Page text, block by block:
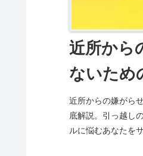
近所から
ないため
近所からの嫌がら
底解説。引っ越し
ルに悩むあなたを